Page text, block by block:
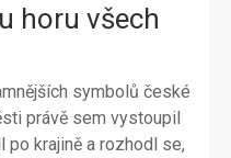
horu všech
symbolů české
právě sem vystoupil
po krajině a rozhodl se,